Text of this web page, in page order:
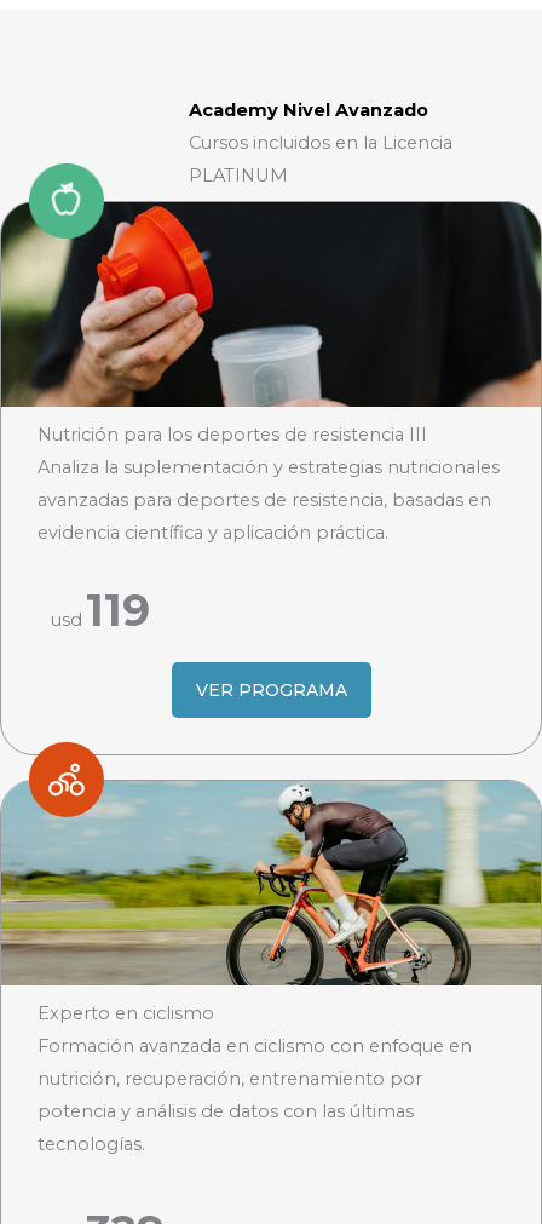
Academy Nivel Avanzado
Cursos incluidos en la Licencia
PLATINUM
Nutrición para los deportes de resistencia III
Analiza la suplementación y estrategias nutricionales
avanzadas para deportes de resistencia, basadas en
evidencia científica y aplicación práctica.
usd 119
VER PROGRAMA
Experto en ciclismo
Formación avanzada en ciclismo con enfoque en
nutrición, recuperación, entrenamiento por
potencia y análisis de datos con las últimas
tecnologías.